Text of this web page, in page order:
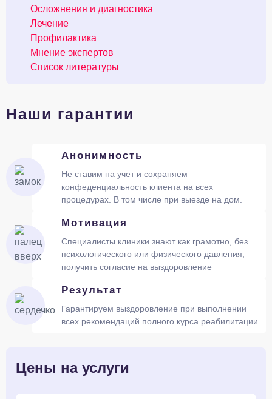
Осложнения и диагностика
Лечение
Профилактика
Мнение экспертов
Список литературы
Наши гарантии
Анонимность
Не ставим на учет и сохраняем
конфеденциальность клиента на всех
процедурах. В том числе при выезде на дом.
Мотивация
Специалисты клиники знают как грамотно, без
психологического или физического давления,
получить согласие на выздоровление
Результат
Гарантируем выздоровление при выполнении
всех рекомендаций полного курса реабилитации
Цены на услуги